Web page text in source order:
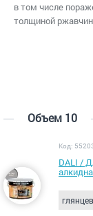
в том числе
толщиной
Объем 10
Код:
DALI /